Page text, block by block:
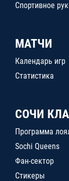
Спортивное
МАТЧИ
Календарь игр
Статистика
СОЧИ
Программа
Sochi Queens
Фан-сектор
Стикеры